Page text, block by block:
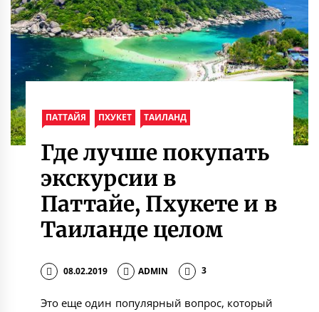
ПАТТАЙЯ ПХУКЕТ ТАИЛАНД
Где лучше покупать
экскурсии в
Паттайе, Пхукете и в
Таиланде целом
08.02.2019 ADMIN 3
Это еще один популярный вопрос, который